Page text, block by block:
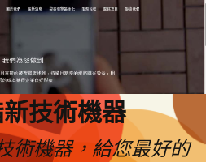
技術機器
術機器，給您最好的